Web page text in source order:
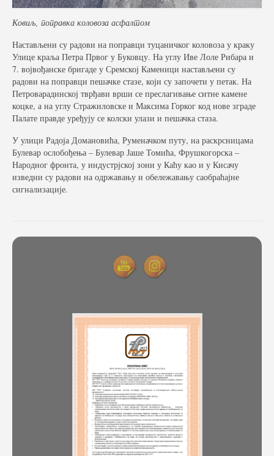
Ковиљ, поправка коловоза асфалтом
Настављени су радови на поправци туцаничког коловоза у краку
Улице краља Петра Првог у Буковцу. На углу Иве Лоле Рибара и
7. војвођанске бригаде у Сремској Каменици настављени су
радови на поправци пешачке стазе, који су започети у петак. На
Петроварадинској тврђави врши се преслагивање ситне камене
коцке, а на углу Стражиловске и Максима Горког код нове зграде
Палате правде уређују се колски улази и пешачка стаза.
У улици Радоја Домановића, Руменачком путу, на раскрсницама
Булевар ослобођења – Булевар Јаше Томића, Фрушкогорска –
Народног фронта, у индустрјској зони у Каћу као и у Кисачу
изведни су радови на одржавању и обележавању саобраћајне
сигнализације.